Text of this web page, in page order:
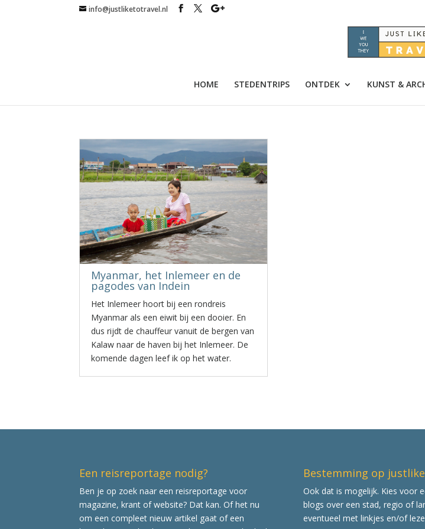
info@justliketotravel.nl
HOME STEDENTRIPS ONTDEK KUNST &
Myanmar, het Inlemeer en de
pagodes van Indein
Het Inlemeer hoort bij een rondreis
Myanmar als een eiwit bij een dooier. En
dus rijdt de chauffeur vanuit de bergen van
Kalaw naar de haven bij het Inlemeer. De
komende dagen leef ik op het water.
Een reisreportage nodig?
Ben je op zoek naar een reisreportage voor
magazine, krant of website? Dat kan. Of het nu
om een compleet nieuw artikel gaat of een
Bestemming op
Ook dat is mogelijk. Kies voor
blogs over een stad, regio of
eventueel met linkjes en/of